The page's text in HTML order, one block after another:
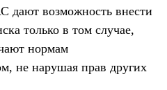
возможность внести
только в том случае,
нормам
не нарушая прав других